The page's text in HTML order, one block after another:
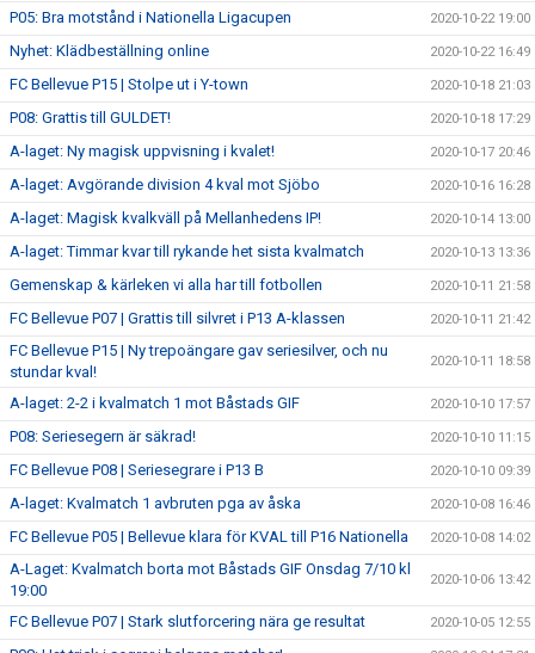
P05: Bra motstånd i Nationella Ligacupen 2020-10-22 19:00
Nyhet: Klädbeställning online 2020-10-22 16:49
FC Bellevue P15 | Stolpe ut i Y-town 2020-10-18 21:03
P08: Grattis till GULDET! 2020-10-18 17:29
A-laget: Ny magisk uppvisning i kvalet! 2020-10-17 20:46
A-laget: Avgörande division 4 kval mot Sjöbo 2020-10-16 16:28
A-laget: Magisk kvalkväll på Mellanhedens IP! 2020-10-14 13:00
A-laget: Timmar kvar till rykande het sista kvalmatch 2020-10-13 13:36
Gemenskap & kärleken vi alla har till fotbollen 2020-10-11 21:58
FC Bellevue P07 | Grattis till silvret i P13 A-klassen 2020-10-11 21:42
FC Bellevue P15 | Ny trepoängare gav seriesilver, och nu
stundar kval!
2020-10-11 18:58
A-laget: 2-2 i kvalmatch 1 mot Båstads GIF 2020-10-10 17:57
P08: Seriesegern är säkrad! 2020-10-10 11:15
FC Bellevue P08 | Seriesegrare i P13 B 2020-10-10 09:39
A-laget: Kvalmatch 1 avbruten pga av åska 2020-10-08 16:46
FC Bellevue P05 | Bellevue klara för KVAL till P16 Nationella 2020-10-08 14:02
A-Laget: Kvalmatch borta mot Båstads GIF Onsdag 7/10 kl
19:00
2020-10-06 13:42
FC Bellevue P07 | Stark slutforcering nära ge resultat 2020-10-05 12:55